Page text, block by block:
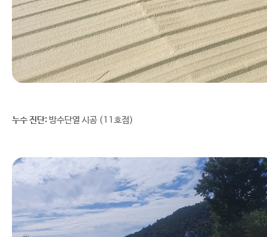
누수 진단: 방수단열 시공 (11호점)